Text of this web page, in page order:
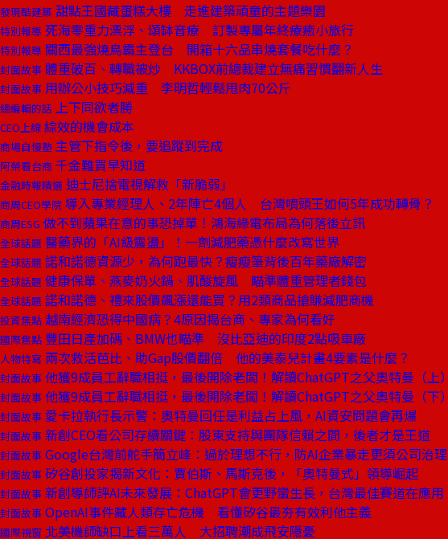
發現酷建築 甜點王國藏蛋糕大樓 走進建築頑童的主題樂園
特別報導 死海零重力漂浮、頌缽音療 訂製專屬年終療癒小旅行
特別報導 關西最強燒鳥霸主登台 開箱十六品串燒套餐吃什麼？
封面故事 體重破百、轉職被炒 KKBOX前總裁建立無痛習慣翻新人生
封面故事 用辦公小技巧減重 李明哲輕鬆甩肉70公斤
總編輯的話 上下同欲者勝
CEO上線 綜效的機會成本
商場自慢塾 主管下指令後，要追蹤到完成
阿榮看台商 千金難買早知道
金融時報精選 迪士尼捨電視解救「新脆弱」
商周CEO學院 導入專業經理人、2年陣亡4個人 台灣噴頭王如何5年成功轉骨？
商周ESG 做不到蘋果在意的事恐掉單！鴻海綠電布局為何落後立訊
全球話題 醫藥界的「AI級震盪」！一劑減肥藥憑什麼改寫世界
全球話題 諾和諾德資源少，為何跑最快？瘦瘦筆背後百年藥廠解密
全球話題 健康保單、燕麥奶火鍋、肌酸旋風 瞄準體重管理者錢包
全球話題 諾和諾德、禮來股價飆漲還能買？用2類商品搶賺減肥商機
投資焦點 越南經濟恐得中國病？4原因揭台商、專家為何看好
國際焦點 豐田日產加碼、BMW也瞄準 沒比亞迪的印度2點吸車廠
人物特寫 兩次救活芭比、助Gap股價翻倍 他的美泰兒計畫4要素是什麼？
封面故事 他獲9成員工辭職相挺，最後開除老闆！解讀ChatGPT之父奧特曼（上）
封面故事 他獲9成員工辭職相挺，最後開除老闆！解讀ChatGPT之父奧特曼（下）
封面故事 愛卡拉執行長示警：奧特曼回任是利益占上風，AI資安問題會再爆
封面故事 新創CEO看公司存續關鍵：股東支持與團隊信賴之間，後者才是王道
封面故事 Google台灣前舵手簡立峰：過於理想不行，防AI企業暴走更須公司治理
封面故事 矽谷創投家揭新文化：賈伯斯、馬斯克後，「奧特曼式」領導崛起
封面故事 新創導師評AI未來發展：ChatGPT會更野蠻生長，台灣最佳賽道在應用
封面故事 OpenAI事件藏人類存亡危機 看懂矽谷最夯有效利他主義
國際視窗 北美機師缺口上看三萬人 大招聘潮成飛安隱憂